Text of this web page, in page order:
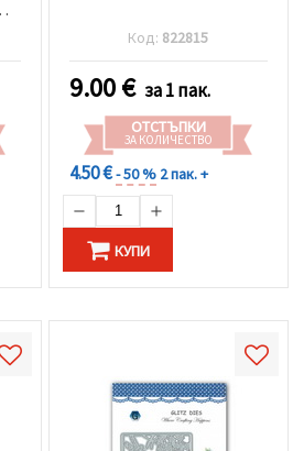
Код: 822815
9.00€ за 1 пак.
ОТСТЪПКИ
ЗА КОЛИЧЕСТВО
4.50 €- 50 % 2 пак. +
КУПИ